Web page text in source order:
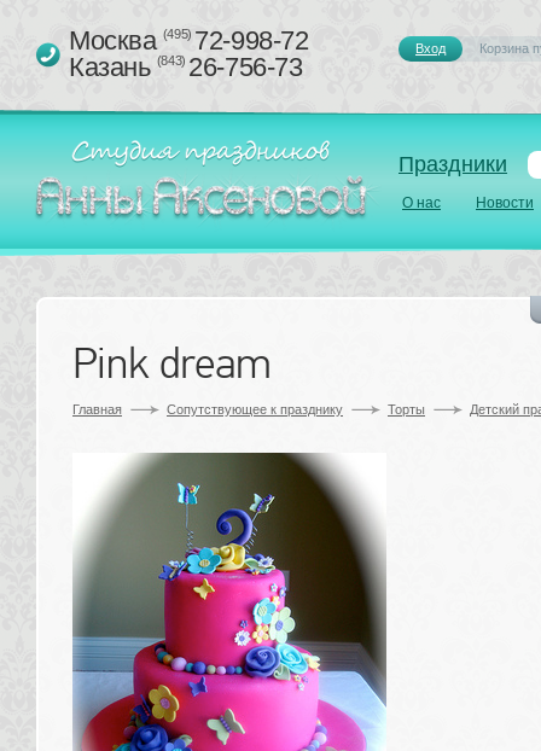
Праздники
О нас Новости
Москва (495)72-998-72
Казань (843)26-756-73
Вход Корзина
Pink dream
Главная Сопутствующее к празднику Торты Детский